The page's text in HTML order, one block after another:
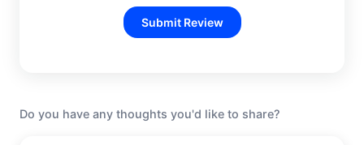
Submit Review
Do you have any thoughts you'd like to share?